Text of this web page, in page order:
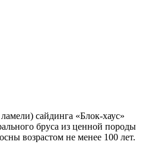
сайдинга «Блок-хаус»
бруса из ценной породы
возрастом не менее 100 лет.